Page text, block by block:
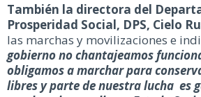
También la directora del
Prosperidad Social, DPS, Cielo
las marchas y movilizaciones e
gobierno no chantajeamos
obligamos a marchar para
libres y parte de nuestra lucha es